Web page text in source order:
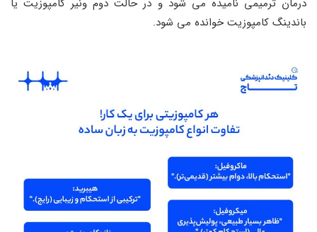
درمان ترمیمی نامیده می شود و در حالت دوم ونیر کامپوزیت یا
باندینگ کامپوزیت خوانده می شود.